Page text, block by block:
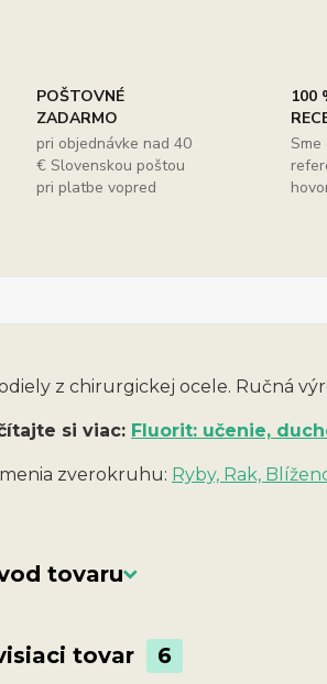
POŠTOVNÉ
ZADARMO
pri objednávke nad 40
€ Slovenskou poštou
pri platbe vopred
100
z chirurgickej ocele. Ručná
si viac: Fluorit: učenie,
zverokruhu: Ryby, Rak,
tovaru
tovar 6